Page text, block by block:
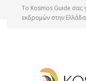
Tο Kosmos Guide σας
εκδρομών στην